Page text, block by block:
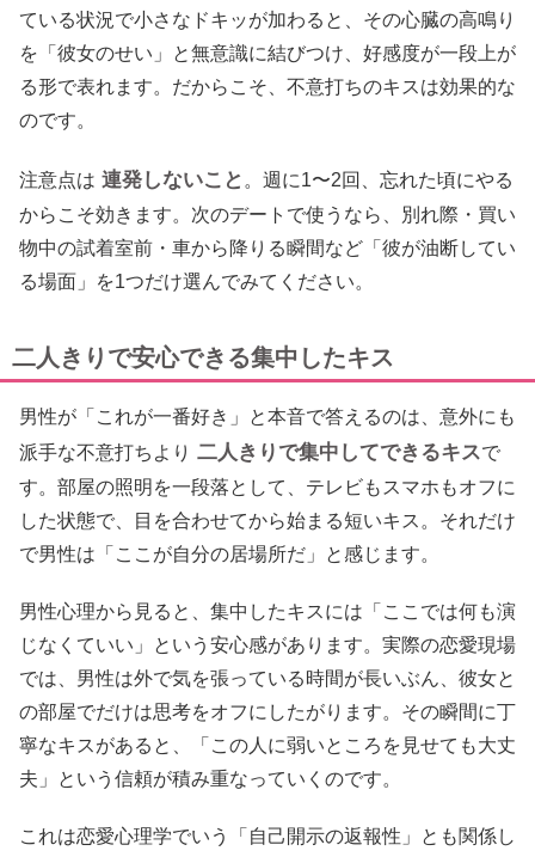
ている状況で小さなドキッが加わると、その心臓の高鳴り
を「彼女のせい」と無意識に結びつけ、好感度が一段上が
る形で表れます。だからこそ、不意打ちのキスは効果的な
のです。
注意点は 連発しないこと 。週に1〜2回、忘れた頃にやる
からこそ効きます。次のデートで使うなら、別れ際・買い
物中の試着室前・車から降りる瞬間など「彼が油断してい
る場面」を1つだけ選んでみてください。
二人きりで安心できる集中したキス
男性が「これが一番好き」と本音で答えるのは、意外にも
派手な不意打ちより 二人きりで集中してできるキスで
す。部屋の照明を一段落として、テレビもスマホもオフに
した状態で、目を合わせてから始まる短いキス。それだけ
で男性は「ここが自分の居場所だ」と感じます。
男性心理から見ると、集中したキスには「ここでは何も演
じなくていい」という安心感があります。実際の恋愛現場
では、男性は外で気を張っている時間が長いぶん、彼女と
の部屋でだけは思考をオフにしたがります。その瞬間に丁
寧なキスがあると、「この人に弱いところを見せても大丈
夫」という信頼が積み重なっていくのです。
これは恋愛心理学でいう「自己開示の返報性」とも関係し